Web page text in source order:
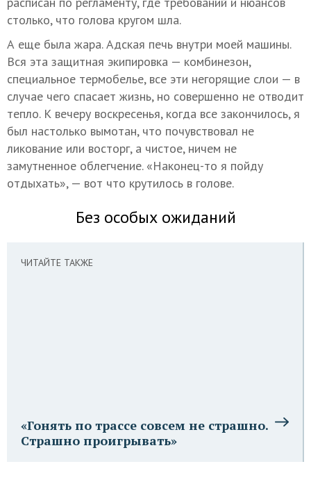
столько, что голова кругом шла.
А еще была жара. Адская печь внутри моей машины.
Вся эта защитная экипировка — комбинезон,
специальное термобелье, все эти негорящие слои — в
случае чего спасает жизнь, но совершенно не отводит
тепло. К вечеру воскресенья, когда все закончилось, я
был настолько вымотан, что почувствовал не
ликование или восторг, а чистое, ничем не
замутненное облегчение. «Наконец-то я пойду
отдыхать», — вот что крутилось в голове.
Без особых ожиданий
ЧИТАЙТЕ ТАКЖЕ
«Гонять по трассе совсем не страшно.
Страшно проигрывать»